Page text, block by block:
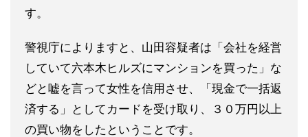
す。
警視庁によりますと、山田容疑者は「会社を経営
していて六本木ヒルズにマンションを買った」な
どと嘘を言って女性を信用させ、「現金で一括返
済する」としてカードを受け取り、３０万円以上
の買い物をしたということです。